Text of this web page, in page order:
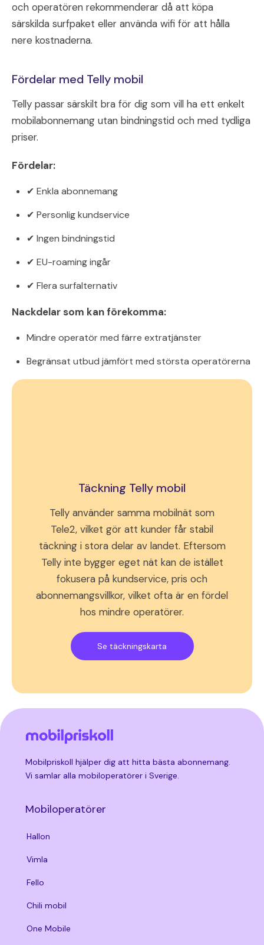
och operatören rekommenderar då att köpa
särskilda surfpaket eller använda wifi för att hålla
nere kostnaderna.
Fördelar med Telly mobil
Telly passar särskilt bra för dig som vill ha ett enkelt
mobilabonnemang utan bindningstid och med tydliga
priser.
Fördelar:
✔ Enkla abonnemang
✔ Personlig kundservice
✔ Ingen bindningstid
✔ EU-roaming ingår
✔ Flera surfalternativ
Nackdelar som kan förekomma:
Mindre operatör med färre extratjänster
Begränsat utbud jämfört med största operatörerna
Täckning Telly mobil
Telly använder samma mobilnät som
Tele2, vilket gör att kunder får stabil
täckning i stora delar av landet. Eftersom
Telly inte bygger eget nät kan de istället
fokusera på kundservice, pris och
abonnemangsvillkor, vilket ofta är en fördel
hos mindre operatörer.
Se täckningskarta
Mobilpriskoll hjälper dig att hitta bästa abonnemang.
Vi samlar alla mobiloperatörer i Sverige.
Mobiloperatörer
Hallon
Vimla
Fello
Chili mobil
One Mobile